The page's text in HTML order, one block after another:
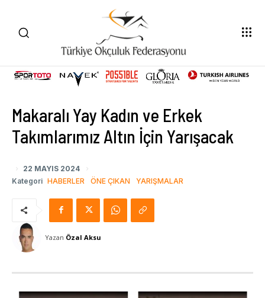
Makaralı Yay Kadın ve Erkek
Takımlarımız Altın İçin Yarışacak
22 MAYIS 2024
Kategori HABERLER ÖNE ÇIKAN YARIŞMALAR
Yazan Özal Aksu